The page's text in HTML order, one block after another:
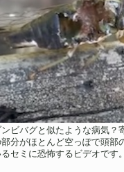
ビバグと似たような病気？
分がほとんど空っぽで頭部
セミに恐怖するビデオです